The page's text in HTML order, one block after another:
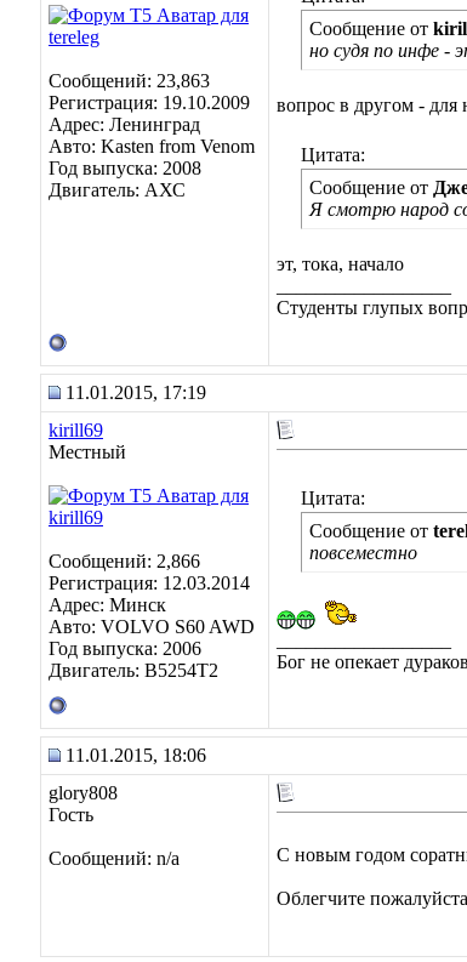
Сообщений: 23,863
Регистрация: 19.10.2009
Адрес: Ленинград
Авто: Kasten from Venom
Год выпуска: 2008
Двигатель: АХС
Сообщение от
но судя по инфе -
вопрос в другом - для
Цитата:
Сообщение от
Я смотрю народ
эт, тока, начало
Студенты глупых
11.01.2015, 17:19
kirill69
Местный
Сообщений: 2,866
Регистрация: 12.03.2014
Адрес: Минск
Авто: VOLVO S60 AWD
Год выпуска: 2006
Двигатель: B5254T2
Цитата:
Сообщение от
повсеместно
Бог не опекает
11.01.2015, 18:06
glory808
Гость
Сообщений: n/a С новым годом
Облегчите